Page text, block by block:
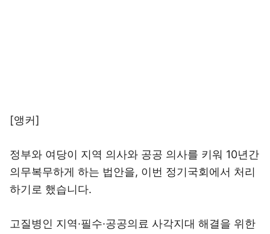
[앵커]
정부와 여당이 지역 의사와 공공 의사를 키워 10년간
의무복무하게 하는 법안을, 이번 정기국회에서 처리
하기로 했습니다.
고질병인 지역·필수·공공의료 사각지대 해결을 위한